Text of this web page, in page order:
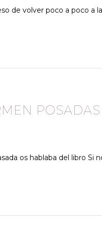
de volver poco a poco a la
POSADAS
os hablaba del libro Si